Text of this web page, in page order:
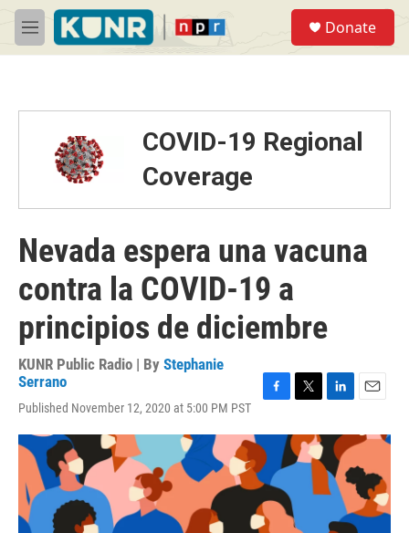
Skip to main content
M
e
Donate
COVID-19 Regional
Coverage
Nevada espera una vacuna
contra la COVID-19 a
principios de diciembre
KUNR Public Radio | By Stephanie
Serrano
Published November 12, 2020 at 5:00 PM PST
c
e
b
o
o
k
i
t
n
k
e
d
n
a
l